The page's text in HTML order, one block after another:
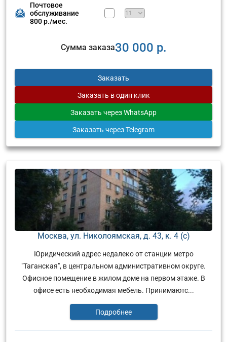
Почтовое
обслуживание
800 р./мес.
Сумма заказа30 000 р.
Заказать
Заказать в один клик
Заказать через WhatsApp
Заказать через Telegram
Москва, ул. Николоямская, д. 43, к. 4 (с)
Юридический адрес недалеко от станции метро
"Таганская", в центральном административном округе.
Офисное помещение в жилом доме на первом этаже. В
офисе есть необходимая мебель. Принимаютс...
Подробнее